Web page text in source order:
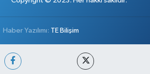
Haber Yazılımı: TE Bilişim